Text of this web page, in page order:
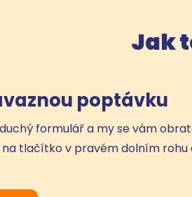
Jak
poptávku
formulář a my se vám
tlačítko v pravém dolním rohu